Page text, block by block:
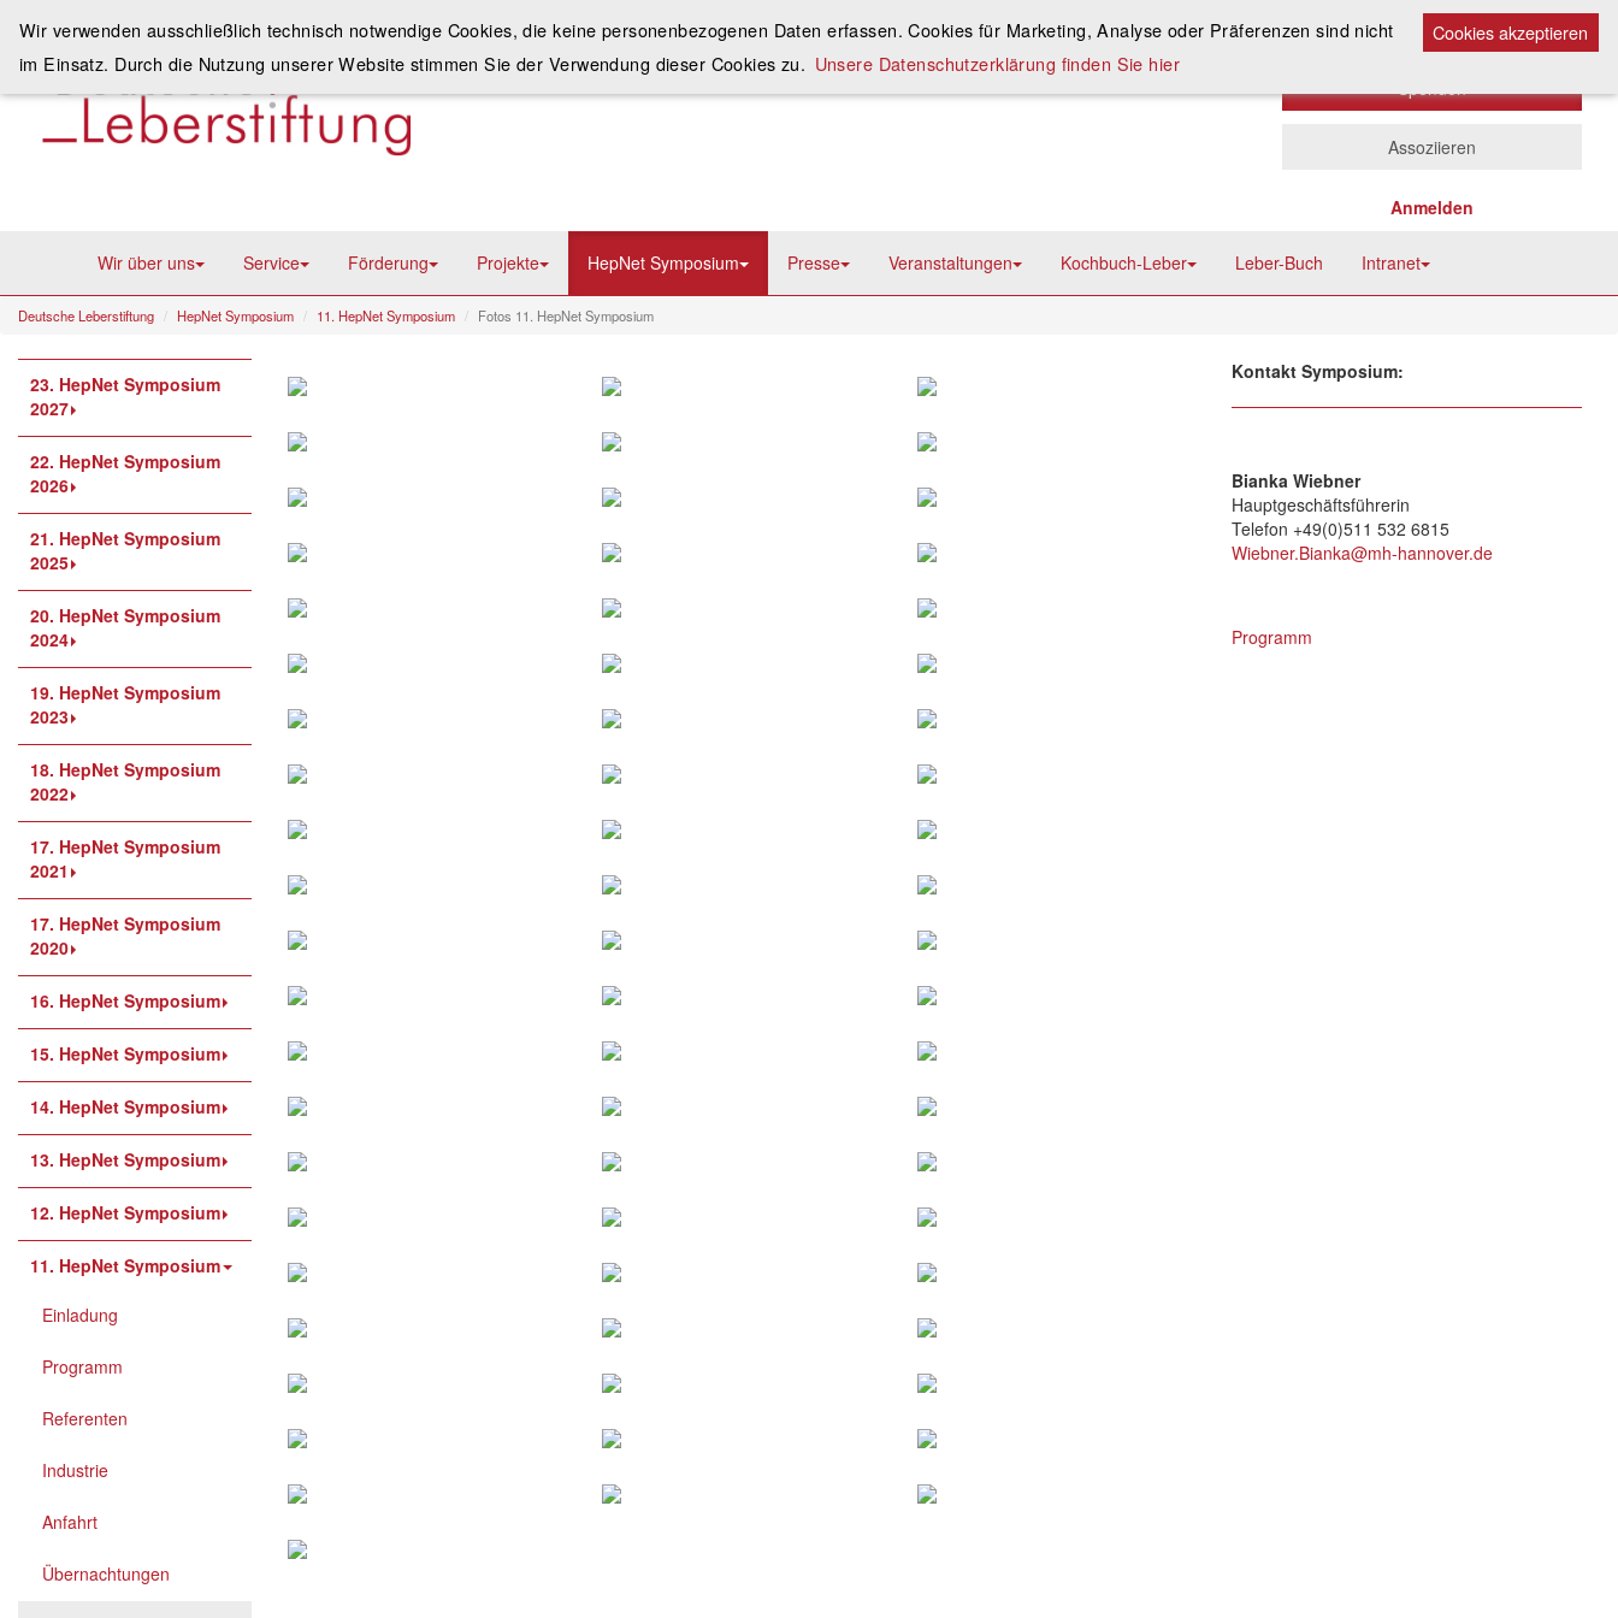
Kontakt AAA
Spenden
Assoziieren
Anmelden
Wir über uns Service Förderung Projekte HepNet Symposium Presse Veranstaltungen Kochbuch-Leber Leber-Buch Intranet
Deutsche Leberstiftung HepNet Symposium 11. HepNet Symposium Fotos 11. HepNet Symposium
23. HepNet Symposium
2027
22. HepNet Symposium
2026
21. HepNet Symposium
2025
20. HepNet Symposium
2024
19. HepNet Symposium
2023
18. HepNet Symposium
2022
17. HepNet Symposium
2021
17. HepNet Symposium
2020
16. HepNet Symposium
15. HepNet Symposium
14. HepNet Symposium
13. HepNet Symposium
12. HepNet Symposium
11. HepNet Symposium
Einladung
Programm
Referenten
Industrie
Anfahrt
Übernachtungen
Kontakt Symposium:
Bianka Wiebner
Hauptgeschäftsführerin
Telefon +49(0)511 532 6815
Wiebner.Bianka@mh-hannover.de
Programm
Cookies akzeptieren
Wir verwenden ausschließlich technisch notwendige Cookies, die keine personenbezogenen Daten erfassen. Cookies für Marketing, Analyse oder Präferenzen sind nicht
im Einsatz. Durch die Nutzung unserer Website stimmen Sie der Verwendung dieser Cookies zu. Unsere Datenschutzerklärung finden Sie hier